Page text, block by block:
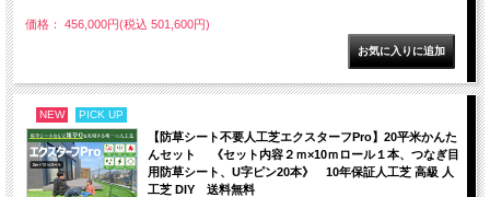
価格： 456,000円(税込 501,600円)
NEW PICK UP
【防草シート不要人工芝エクスターフPro】20平米かんた
んセット 《セット内容２ｍ×10ｍロール１本、つなぎ目
用防草シート、U字ピン20本》 10年保証人工芝 高級 人
工芝 DIY 送料無料